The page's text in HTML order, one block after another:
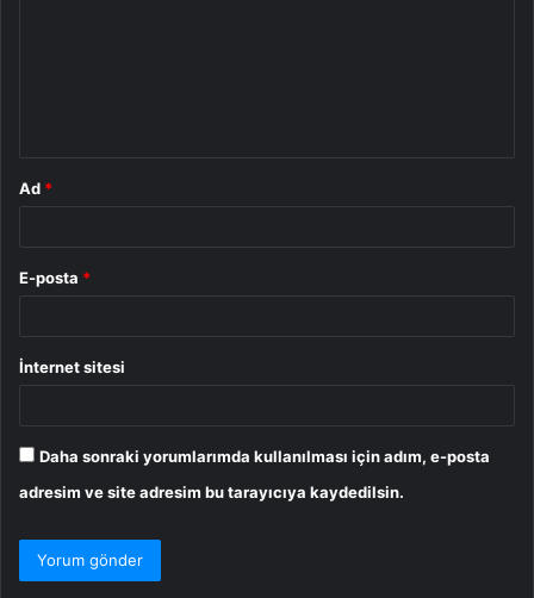
Ad *
E-posta *
İnternet sitesi
Daha sonraki yorumlarımda kullanılması için adım, e-posta
adresim ve site adresim bu tarayıcıya kaydedilsin.